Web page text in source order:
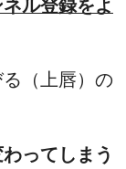
ル登録をよ
（上唇）の
ってしまう